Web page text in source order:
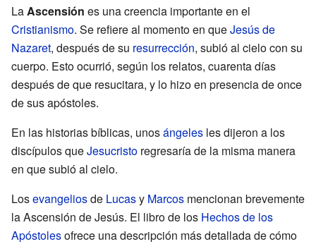
LaAscensión es una creencia importante en el
Cristianismo. Se refiere al momento en queJesús de
Nazaret, después de su resurrección, subió al cielo con su
cuerpo. Esto ocurrió, según los relatos, cuarenta días
después de que resucitara, y lo hizo en presencia de once
de sus apóstoles.
En las historias bíblicas, unosángeles les dijeron a los
discípulos queJesucristo regresaría de la misma manera
en que subió al cielo.
Losevangeliosde Lucasy Marcos mencionan brevemente
la Ascensión de Jesús. El libro de los Hechos de los
Apóstolesofrece una descripción más detallada de cómo